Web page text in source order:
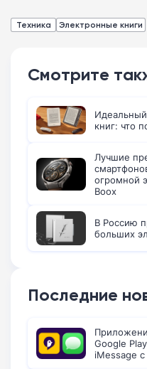
Техника Электронные книги
Смотрите
книг: что
Лучшие
огромной
Boox
В Россию
больших
Последние
Google
iMessage